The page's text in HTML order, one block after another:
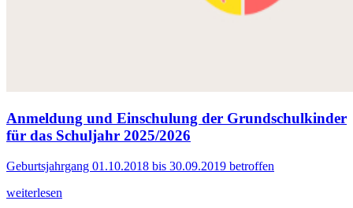
Anmeldung und Einschulung der Grundschulkinder
für das Schuljahr 2025/2026
Geburtsjahrgang 01.10.2018 bis 30.09.2019 betroffen
weiterlesen